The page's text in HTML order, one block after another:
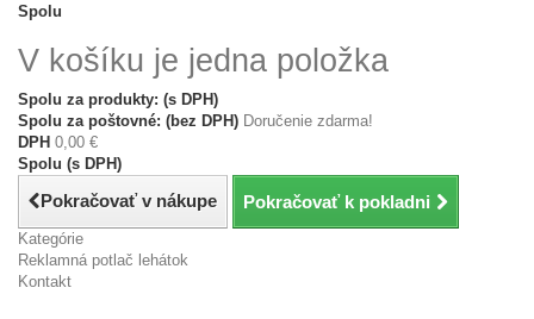
Spolu
V košíku je jedna položka
Spolu za produkty: (s DPH)
Spolu za poštovné: (bez DPH) Doručenie zdarma!
DPH 0,00 €
Spolu (s DPH)
Pokračovať v nákupe Pokračovať k pokladni
Kategórie
Reklamná potlač lehátok
Kontakt